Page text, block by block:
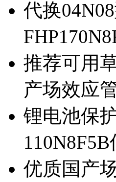
代换
推荐可用
产场效应
锂电池保
优质国产